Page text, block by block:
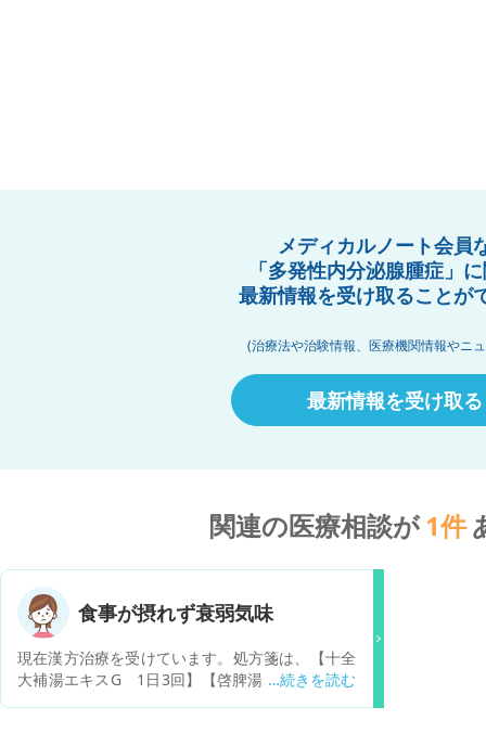
メディカルノート会員
「多発性内分泌腺腫症」
最新情報を受け取ることが
(治療法や治験情報、医療機関情報やニ
最新情報を受け取る
関連の医療相談が1件
食事が摂れず衰弱気味
現在漢方治療を受けています。処方箋は、【十全
大補湯エキスG 1日3回】【啓脾湯エキス顆粒